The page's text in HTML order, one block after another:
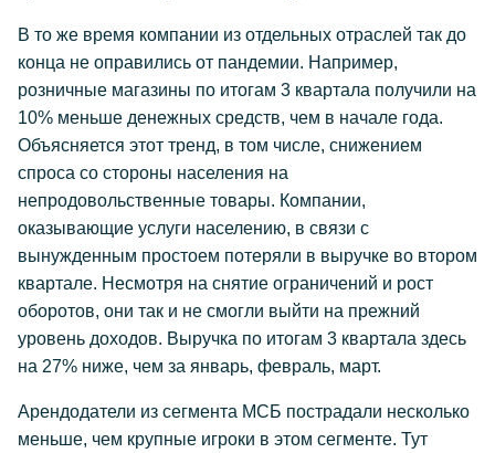
В то же время компании из отдельных отраслей так до
конца не оправились от пандемии. Например,
розничные магазины по итогам 3 квартала получили на
10% меньше денежных средств, чем в начале года.
Объясняется этот тренд, в том числе, снижением
спроса со стороны населения на
непродовольственные товары. Компании,
оказывающие услуги населению, в связи с
вынужденным простоем потеряли в выручке во втором
квартале. Несмотря на снятие ограничений и рост
оборотов, они так и не смогли выйти на прежний
уровень доходов. Выручка по итогам 3 квартала здесь
на 27% ниже, чем за январь, февраль, март.
Арендодатели из сегмента МСБ пострадали несколько
меньше, чем крупные игроки в этом сегменте. Тут